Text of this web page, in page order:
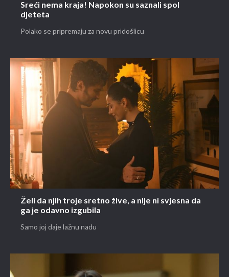
Sreći nema kraja! Napokon su saznali spol
djeteta
Polako se pripremaju za novu pridošlicu
Želi da njih troje sretno žive, a nije ni svjesna da
ga je odavno izgubila
Samo joj daje lažnu nadu